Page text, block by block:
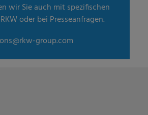
wir Sie auch mit spezifischen
oder bei Presseanfragen.
group.com